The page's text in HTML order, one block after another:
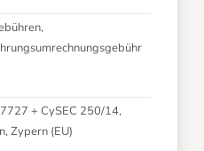
+ CySEC 250/14,
Zypern (EU)